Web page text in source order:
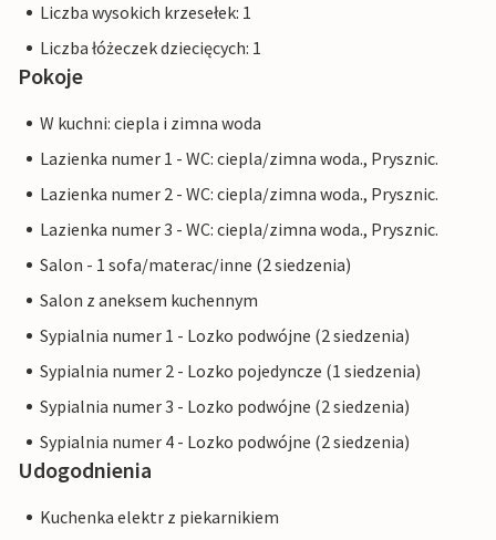
Liczba wysokich krzesełek: 1
Liczba łóżeczek dziecięcych: 1
Pokoje
W kuchni: ciepla i zimna woda
Lazienka numer 1 - WC: ciepla/zimna woda., Prysznic.
Lazienka numer 2 - WC: ciepla/zimna woda., Prysznic.
Lazienka numer 3 - WC: ciepla/zimna woda., Prysznic.
Salon - 1 sofa/materac/inne (2 siedzenia)
Salon z aneksem kuchennym
Sypialnia numer 1 - Lozko podwójne (2 siedzenia)
Sypialnia numer 2 - Lozko pojedyncze (1 siedzenia)
Sypialnia numer 3 - Lozko podwójne (2 siedzenia)
Sypialnia numer 4 - Lozko podwójne (2 siedzenia)
Udogodnienia
Kuchenka elektr z piekarnikiem